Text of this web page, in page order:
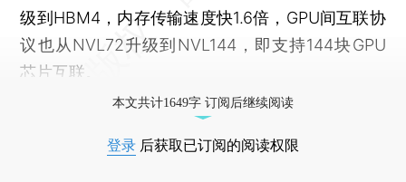
级到HBM4，内存传输速度快1.6倍，GPU间互联协
议也从NVL72升级到NVL144，即支持144块GPU
芯片互联。
本文共计1649字 订阅后继续阅读
登录 后获取已订阅的阅读权限